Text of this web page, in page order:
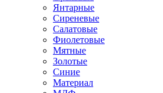
Янтарные
Сиреневые
Салатовые
Фиолетовые
Мятные
Золотые
Синие
Материал